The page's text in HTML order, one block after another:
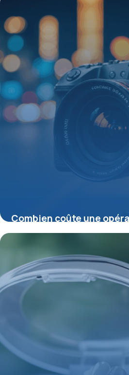
15 juin 2026
Combien coûte une
cataracte en 2025 : prix
19 juin 2026